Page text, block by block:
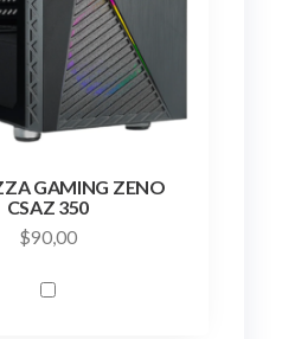
GAMING ZENO
CSAZ 350
$90,00